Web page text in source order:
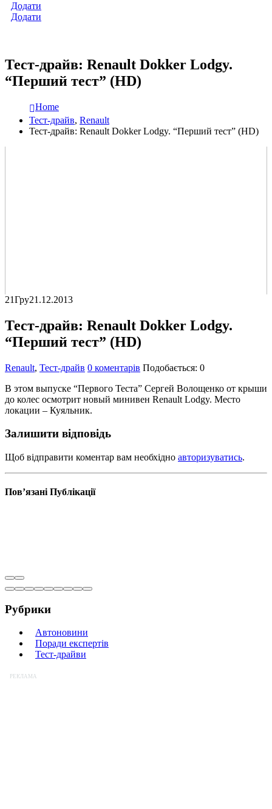
Додати
Додати
Тест-драйв: Renault Dokker Lodgy.
“Перший тест” (HD)
Home
Тест-драйв, Renault
Тест-драйв: Renault Dokker Lodgy. “Перший тест” (HD)
21Гру21.12.2013
Тест-драйв: Renault Dokker Lodgy.
“Перший тест” (HD)
Renault, Тест-драйв 0 коментарів Подобається: 0
В этом выпуске “Первого Теста” Сергей Волощенко от крыши
до колес осмотрит новый минивен Renault Lodgy. Место
локации – Куяльник.
Залишити відповідь
Щоб відправити коментар вам необхідно авторизуватись.
Пов’язані Публікації
Рубрики
Автоновини
Поради експертів
Тест-драйви
РЕКЛАМА